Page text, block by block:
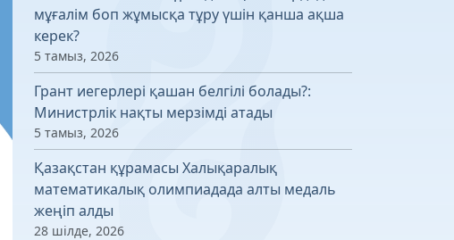
мұғалім боп жұмысқа тұру үшін қанша ақша
керек?
5 тамыз, 2026
Грант иегерлері қашан белгілі болады?:
Министрлік нақты мерзімді атады
5 тамыз, 2026
Қазақстан құрамасы Халықаралық
математикалық олимпиадада алты медаль
жеңіп алды
28 шілде, 2026